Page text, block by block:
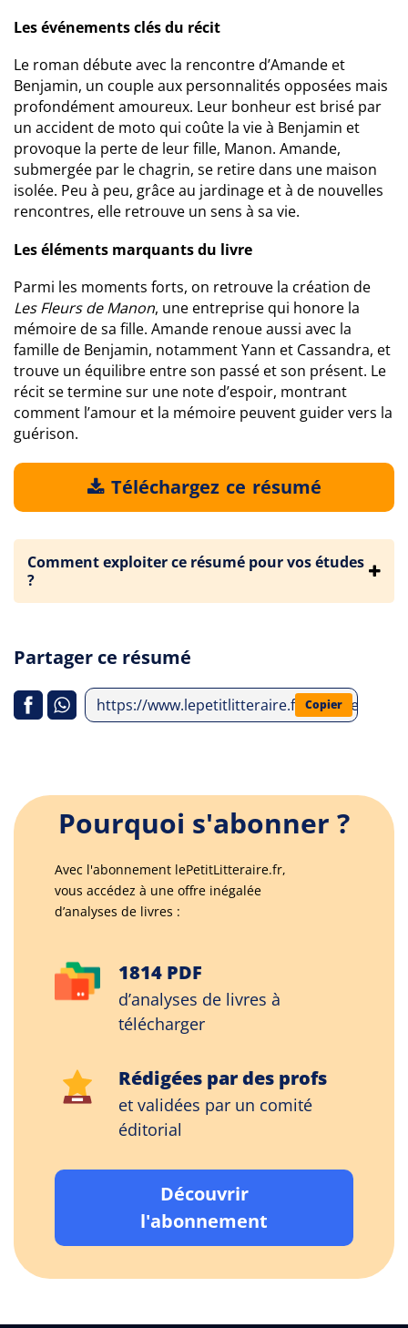
Les événements clés du récit
Le roman débute avec la rencontre d’Amande et
Benjamin, un couple aux personnalités opposées mais
profondément amoureux. Leur bonheur est brisé par
un accident de moto qui coûte la vie à Benjamin et
provoque la perte de leur fille, Manon. Amande,
submergée par le chagrin, se retire dans une maison
isolée. Peu à peu, grâce au jardinage et à de nouvelles
rencontres, elle retrouve un sens à sa vie.
Les éléments marquants du livre
Parmi les moments forts, on retrouve la création de
Les Fleurs de Manon, une entreprise qui honore la
mémoire de sa fille. Amande renoue aussi avec la
famille de Benjamin, notamment Yann et Cassandra, et
trouve un équilibre entre son passé et son présent. Le
récit se termine sur une note d’espoir, montrant
comment l’amour et la mémoire peuvent guider vers la
guérison.
Téléchargez ce résumé
Comment exploiter ce résumé pour vos études
?
Partager ce résumé
https://www.lepetitlitteraire.fr/analyses-
Copier
Pourquoi s'abonner ?
Avec l'abonnement lePetitLitteraire.fr,
vous accédez à une offre inégalée
d’analyses de livres :
1814 PDF
d’analyses de livres à
télécharger
Rédigées par des profs
et validées par un comité
éditorial
Découvrir
l'abonnement